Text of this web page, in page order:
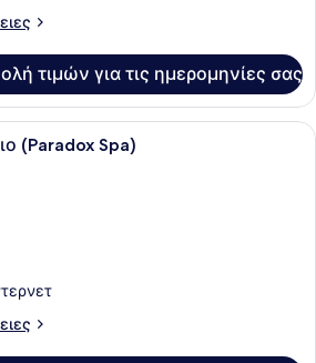
τιμών για τις ημερομηνίες σας
Ένα δωμάτιο ξενοδοχείου με ένα
(Paradox Spa)